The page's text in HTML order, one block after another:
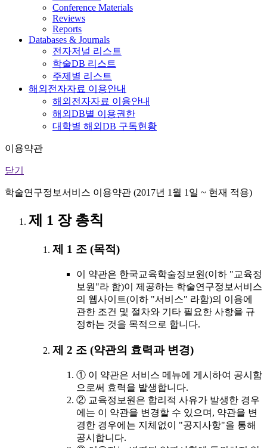
Conference Materials
Reviews
Reports
Databases & Journals
전자저널 리스트
학술DB 리스트
주제별 리스트
해외전자자료 이용안내
해외전자자료 이용안내
해외DB별 이용권한
대학별 해외DB 구독현황
이용약관
닫기
학술연구정보서비스 이용약관 (2017년 1월 1일 ~ 현재 적용)
제 1 장 총칙
제 1 조 (목적)
이 약관은 한국교육학술정보원(이하 "교육정
보원"라 함)이 제공하는 학술연구정보서비스
의 웹사이트(이하 "서비스" 라함)의 이용에
관한 조건 및 절차와 기타 필요한 사항을 규
정하는 것을 목적으로 합니다.
제 2 조 (약관의 효력과 변경)
① 이 약관은 서비스 메뉴에 게시하여 공시함
으로써 효력을 발생합니다.
② 교육정보원은 합리적 사유가 발생한 경우
에는 이 약관을 변경할 수 있으며, 약관을 변
경한 경우에는 지체없이 "공지사항"을 통해
공시합니다.